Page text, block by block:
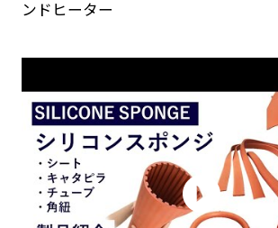
ンドヒーター